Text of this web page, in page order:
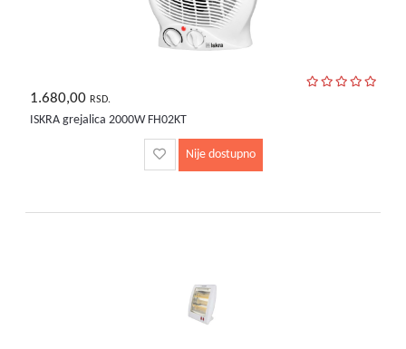
1.680,00 RSD.
ISKRA grejalica 2000W FH02KT
Nije dostupno